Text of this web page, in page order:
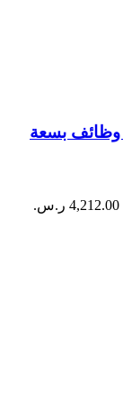
فرن سطحي كهربائي 60 سم إيطالي 9 وظائف بسعة